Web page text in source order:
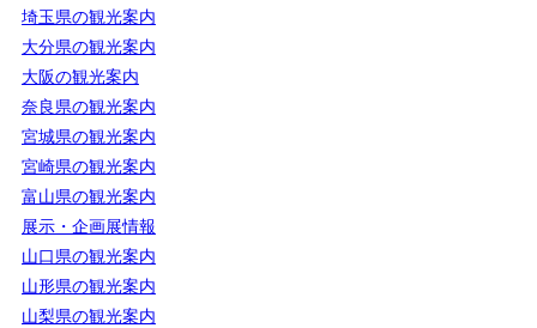
埼玉県の観光案内
大分県の観光案内
大阪の観光案内
奈良県の観光案内
宮城県の観光案内
宮崎県の観光案内
富山県の観光案内
展示・企画展情報
山口県の観光案内
山形県の観光案内
山梨県の観光案内